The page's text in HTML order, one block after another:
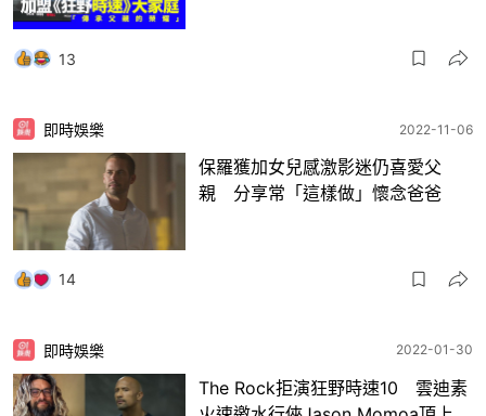
13
即時娛樂 2022-11-06
保羅獲加女兒感激影迷仍喜愛父
親 分享常「這樣做」懷念爸爸
14
即時娛樂 2022-01-30
The Rock拒演狂野時速10 雲迪素